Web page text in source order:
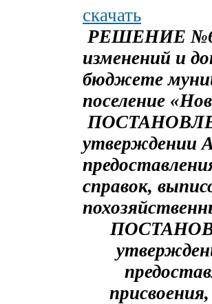
скачать
РЕШЕНИЕ
изменений и
бюджете
поселение
утверждении
справок,